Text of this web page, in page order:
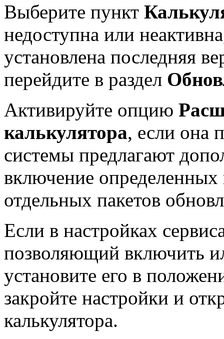
Выберите пункт
недоступна или
установлена последняя
перейдите в раздел
Активируйте опцию
калькулятора, если она
системы предлагают
включение определенных
отдельных пакетов
Если в настройках
позволяющий включить
установите его в
закройте настройки и
калькулятора.